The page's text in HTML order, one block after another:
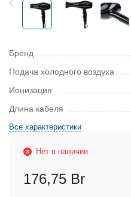
Бренд
Подача холодного воздуха
Ионизация
Длина кабеля
Все характеристики
Нет в наличии
176,75 Br